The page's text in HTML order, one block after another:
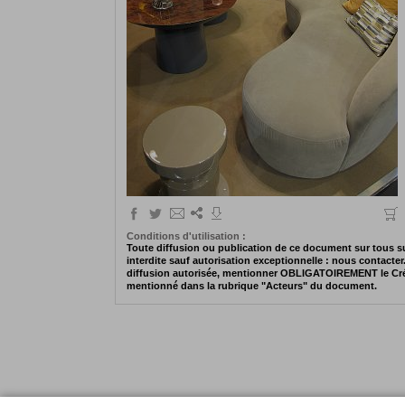
Conditions d'utilisation :
Toute diffusion ou publication de ce document sur tous
interdite sauf autorisation exceptionnelle : nous
diffusion autorisée, mentionner OBLIGATOIREMENT le
mentionné dans la rubrique "Acteurs" du document.